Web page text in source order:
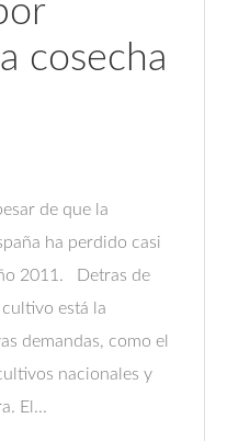
cosecha
de que la
ha perdido casi
2011. Detras de
está la
demandas, como el
nacionales y
El...